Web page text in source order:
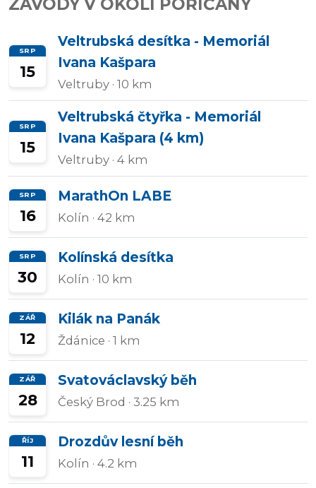
ZÁVODY V OKOLÍ POŘÍČANY
SRP
15
Veltrubská desítka - Memoriál
Ivana Kašpara
Veltruby · 10 km
SRP
15
Veltrubská čtyřka - Memoriál
Ivana Kašpara (4 km)
Veltruby · 4 km
SRP
16
MarathOn LABE
Kolín · 42 km
SRP
30
Kolínská desítka
Kolín · 10 km
ZÁŘ
12
Kilák na Panák
Ždánice · 1 km
ZÁŘ
28
Svatováclavský běh
Český Brod · 3.25 km
ŘÍJ
11
Drozdův lesní běh
Kolín · 4.2 km